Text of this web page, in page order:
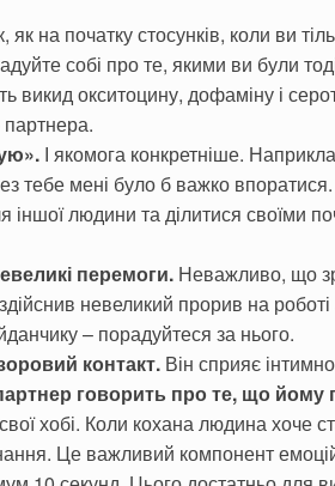
як на початку стосунків, коли ви
собі про те, якими ви були
викид окситоцину, дофаміну і
партнера.
І якомога конкретніше.
тебе мені було б важко
іншої людини та ділитися своїми
перемоги. Неважливо, що
невеликий прорив на
– порадуйтеся за нього.
контакт. Він сприяє
говорить про те, що йому
хобі. Коли кохана людина хоче
Це важливий компонент